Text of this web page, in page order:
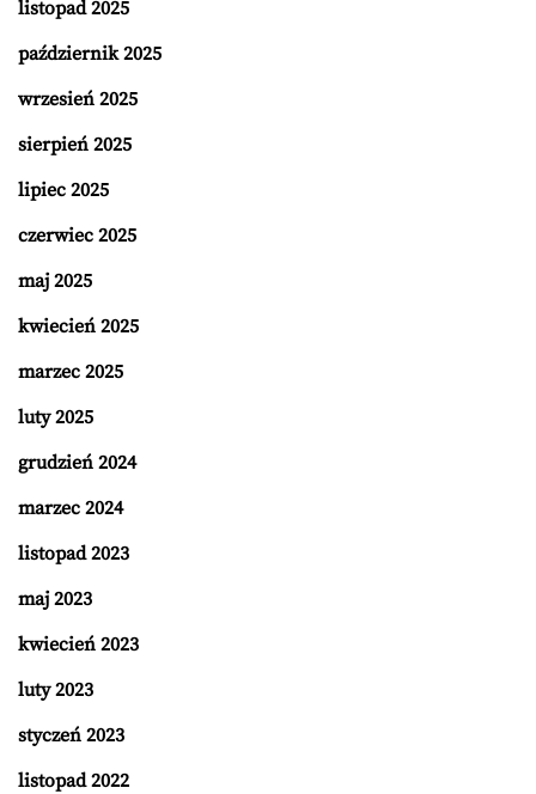
listopad 2025
październik 2025
wrzesień 2025
sierpień 2025
lipiec 2025
czerwiec 2025
maj 2025
kwiecień 2025
marzec 2025
luty 2025
grudzień 2024
marzec 2024
listopad 2023
maj 2023
kwiecień 2023
luty 2023
styczeń 2023
listopad 2022